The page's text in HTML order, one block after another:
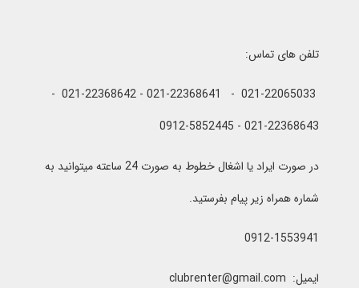
تلفن های تماس:
021-22065033 - 021-22368641 - 021-22368642 -
021-22368643 - 0912-5852445
در صورت ایراد یا اشغال خطوط به صورت 24 ساعته میتوانید به
شماره همراه زیر پیام بفرستید.
0912-1553941
ایمیل: clubrenter@gmail.com